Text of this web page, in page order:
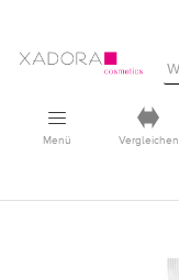
Menü Vergleichen